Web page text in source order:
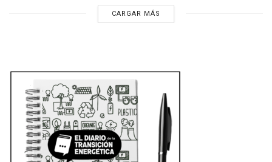
CARGAR MÁS